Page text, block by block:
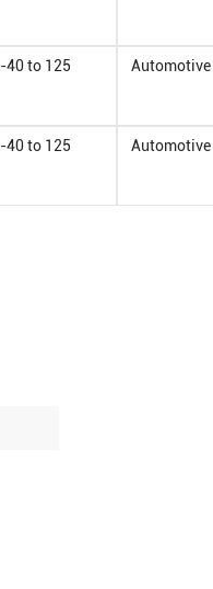
-40 to 125 Automotive
-40 to 125 Automotive